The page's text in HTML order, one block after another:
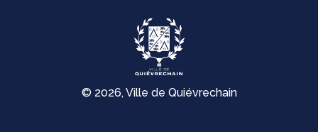
© 2026, Ville de Quiévrechain